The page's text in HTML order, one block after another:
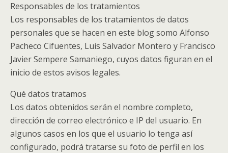
Responsables de los tratamientos
Los responsables de los tratamientos de datos
personales que se hacen en este blog somo Alfonso
Pacheco Cifuentes, Luis Salvador Montero y Francisco
Javier Sempere Samaniego, cuyos datos figuran en el
inicio de estos avisos legales.
Qué datos tratamos
Los datos obtenidos serán el nombre completo,
dirección de correo electrónico e IP del usuario. En
algunos casos en los que el usuario lo tenga así
configurado, podrá tratarse su foto de perfil en los